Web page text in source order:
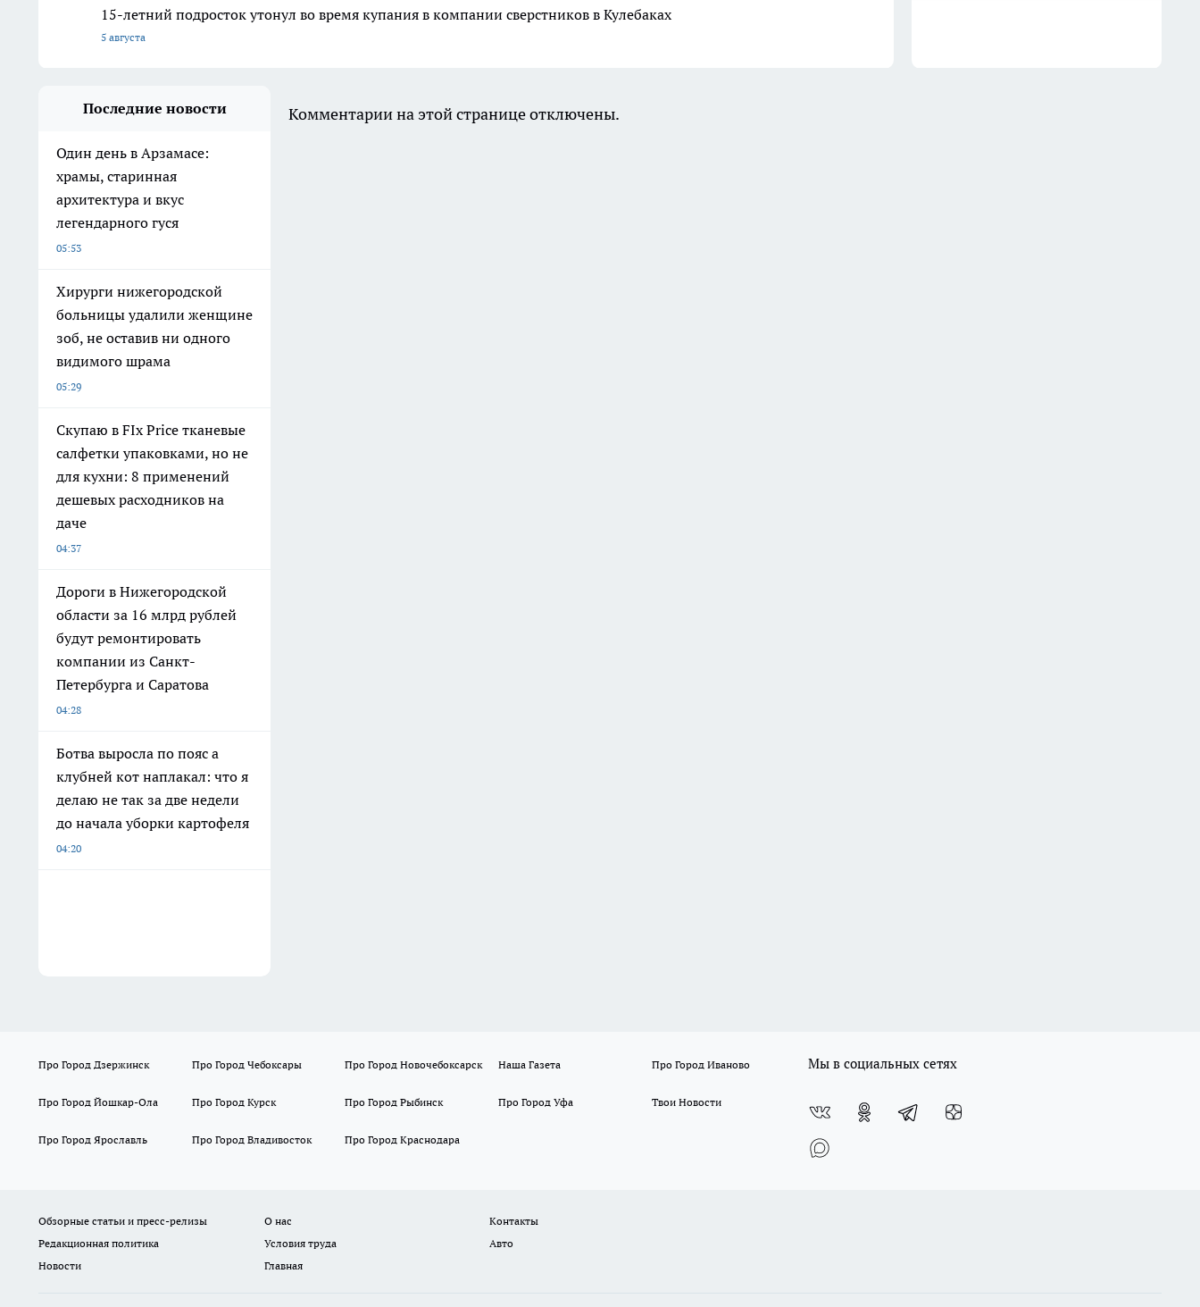
15-летний подросток утонул во время купания в компании сверстников в Кулебаках
5 августа
Последние новости
Один день в Арзамасе:
храмы, старинная
архитектура и вкус
легендарного гуся
05:53
Хирурги нижегородской
больницы удалили женщине
зоб, не оставив ни одного
видимого шрама
05:29
Скупаю в FIx Price тканевые
салфетки упаковками, но не
для кухни: 8 применений
дешевых расходников на
даче
04:37
Дороги в Нижегородской
области за 16 млрд рублей
будут ремонтировать
компании из Санкт-
Петербурга и Саратова
04:28
Ботва выросла по пояс а
клубней кот наплакал: что я
делаю не так за две недели
до начала уборки картофеля
04:20
Комментарии на этой странице отключены.
Про Город Дзержинск Про Город Чебоксары Про Город Новочебоксарск Наша Газета Про Город Иваново
Про Город Йошкар-Ола Про Город Курск Про Город Рыбинск Про Город Уфа Твои Новости
Про Город Ярославль Про Город Владивосток Про Город Краснодара
Мы в социальных сетях
Обзорные статьи и пресс-релизы О нас
Контакты
Редакционная политика
Условия труда
Авто
Новости
Главная